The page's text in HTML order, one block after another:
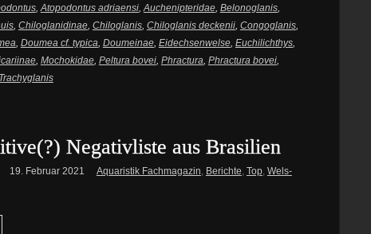
,Atopodontus adriaensi,Auchenipteridae, Belonoglanis,
, Chiloglanidinae, Chiloglanis, Chiloglanis deckenii, Congoglanis,
, Doumea cf. typica, Doumeinae, Eidechsenwelse, Euchilichthys,
, Mochokidae, Peltura bovei, Phractura, Phractura bovei,
Trachyglanis
Negativliste aus Brasilien
19. Februar 2021 Aquaristik Fachmagazin, Berichte, Top, Wels-